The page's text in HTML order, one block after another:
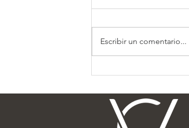
Clínica Somno
Escribir un comentario...